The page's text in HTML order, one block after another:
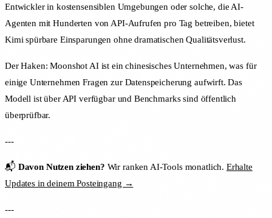
Entwickler in kostensensiblen Umgebungen oder solche, die AI-
Agenten mit Hunderten von API-Aufrufen pro Tag betreiben, bietet
Kimi spürbare Einsparungen ohne dramatischen Qualitätsverlust.
Der Haken: Moonshot AI ist ein chinesisches Unternehmen, was für
einige Unternehmen Fragen zur Datenspeicherung aufwirft. Das
Modell ist über API verfügbar und Benchmarks sind öffentlich
überprüfbar.
---
📬 Davon Nutzen ziehen? Wir ranken AI-Tools monatlich. Erhalte
Updates in deinem Posteingang →
---